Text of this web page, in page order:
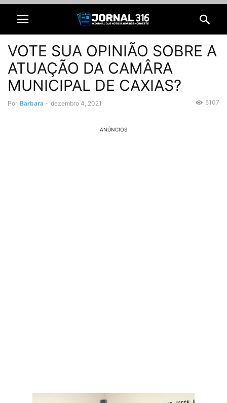
VOTE SUA OPINIÃO SOBRE A
ATUAÇÃO DA CAMÂRA
MUNICIPAL DE CAXIAS?
Por Barbara - dezembro 4, 2021 5107
ANÚNCIOS